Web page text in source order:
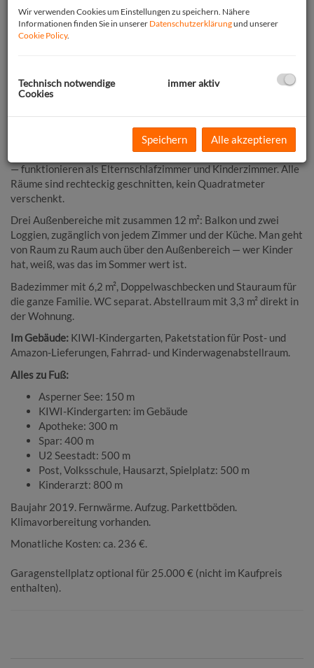
Morgens zu Fuß zum Asperner See, abends vom Balkon den
den Alltag mit Familie gebaut.
Die Wohn-Essküche mit 27 m² gibt Platz für Esstisch, Couch und
Spielecke gleichzeitig. Zwei separate Zimmer — 14 m² und 10 m²
— funktionieren als Elternschlafzimmer und Kinderzimmer. Alle
Räume sind rechteckig geschnitten, kein Quadratmeter
verschenkt.
Drei Außenbereiche mit zusammen 12 m²: Balkon und zwei
Loggien, zugänglich von jedem Zimmer und der Küche. Man geht
von Raum zu Raum auch über den Außenbereich — wer Kinder
hat, weiß, was das im Sommer wert ist.
Badezimmer mit 6,2 m², Doppelwaschbecken und Stauraum für
die ganze Familie. WC separat. Abstellraum mit 3,3 m² direkt in
der Wohnung.
Im Gebäude: KIWI-Kindergarten, Paketstation für Post- und
Amazon-Lieferungen, Fahrrad- und Kinderwagenabstellraum.
Alles zu Fuß:
Asperner See: 150 m
KIWI-Kindergarten: im Gebäude
Apotheke: 300 m
Spar: 400 m
U2 Seestadt: 500 m
Post, Volksschule, Hausarzt, Spielplatz: 500 m
Kinderarzt: 800 m
Baujahr 2019. Fernwärme. Aufzug. Parkettböden.
Klimavorbereitung vorhanden.
Monatliche Kosten: ca. 236 €.
Garagenstellplatz optional für 25.000 € (nicht im Kaufpreis
enthalten).
Wir verwenden Cookies um Einstellungen zu speichern. Nähere
Informationen finden Sie in unserer Datenschutzerklärungund unserer
Cookie Policy.
Technisch notwendige
Cookies
immer aktiv
Speichern Alle akzeptieren